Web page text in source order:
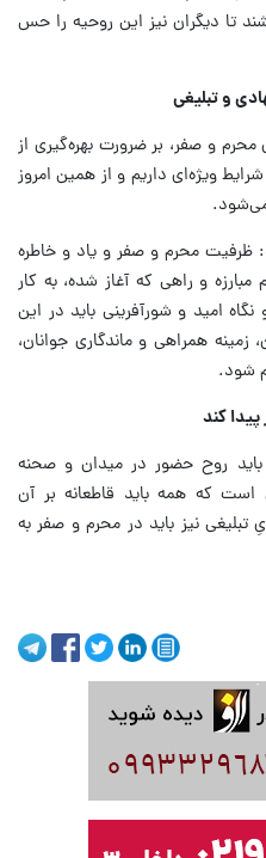
تا دیگران نیز این روحیه را حس
و تبلیغی
محرم و صفر، بر ضرورت بهره‌گیری از
ویژه‌ای داریم و از همین امروز
ظرفیت محرم و صفر و یاد و خاطره
و راهی که آغاز شده، به کار
امید و شورآفرینی باید در این
زمینه همراهی و ماندگاری جوانان،
شود.
کند
روح حضور در میدان و صحنه
است که همه باید قاطعانه بر آن
تبلیغی نیز باید در محرم و صفر به